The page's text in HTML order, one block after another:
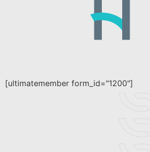
[ultimatemember form_id="1200"]